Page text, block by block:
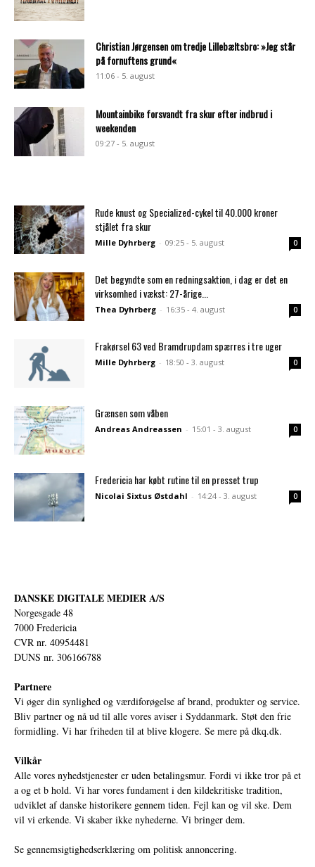
Christian Jørgensen om tredje Lillebæltsbro: »Jeg står
på fornuftens grund«
11:06 - 5. august
Mountainbike forsvandt fra skur efter indbrud i
weekenden
09:27 - 5. august
Rude knust og Specialized-cykel til 40.000 kroner
stjålet fra skur
Mille Dyhrberg - 09:25 - 5. august 0
Det begyndte som en redningsaktion, i dag er det en
virksomhed i vækst: 27-årige...
Thea Dyhrberg - 16:35 - 4. august 0
Frakørsel 63 ved Bramdrupdam spærres i tre uger
Mille Dyhrberg - 18:50 - 3. august 0
Grænsen som våben
Andreas Andreassen - 15:01 - 3. august 0
Fredericia har købt rutine til en presset trup
Nicolai Sixtus Østdahl - 14:24 - 3. august 0
DANSKE DIGITALE MEDIER A/S
Norgesgade 48
7000 Fredericia
CVR nr. 40954481
DUNS nr. 306166788
Partnere
Vi øger din synlighed og værdiforøgelse af brand, produkter og service.
Bliv partner og nå ud til alle vores aviser i Syddanmark. Støt den frie
formidling. Vi har friheden til at blive klogere. Se mere på dkq.dk.
Vilkår
Alle vores nyhedstjenester er uden betalingsmur. Fordi vi ikke tror på et
a og et b hold. Vi har vores fundament i den kildekritiske tradition,
udviklet af danske historikere gennem tiden. Fejl kan og vil ske. Dem
vil vi erkende. Vi skaber ikke nyhederne. Vi bringer dem.
Se gennemsigtighedserklæring om politisk annoncering.